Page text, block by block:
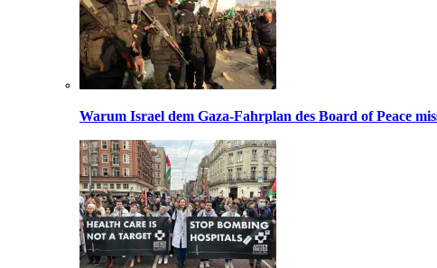
Warum Israel dem Gaza-Fahrplan des Board of Peace